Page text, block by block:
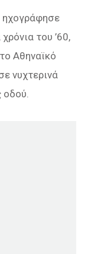
ηχογράφησε
του ’60,
Αθηναϊκό
νυχτερινά
οδού.